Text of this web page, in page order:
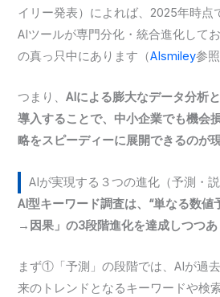
イリー発表）によれば、2025年時点
AIツールが専門分化・統合進化して
の真っ只中にあります（AIsmiley参照
つまり、AIによる膨大なデータ分析
導入することで、中小企業でも機会
略をスピーディーに展開できるのが
AIが実現する３つの進化（予測・説
AI型キーワード調査は、“単なる数
→因果」の3段階進化を達成しつつあ
まず①「予測」の段階では、AIが過
来のトレンドとなるキーワードや検